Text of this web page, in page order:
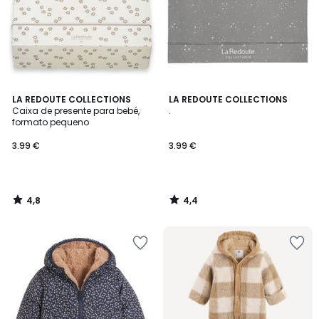
LA REDOUTE COLLECTIONS
Caixa de presente para bebé,
formato pequeno
3.99 €
4,8
/ 5
4,8
/
LA REDOUTE COLLECTIONS
.
3.99 €
4,4
4,4
/